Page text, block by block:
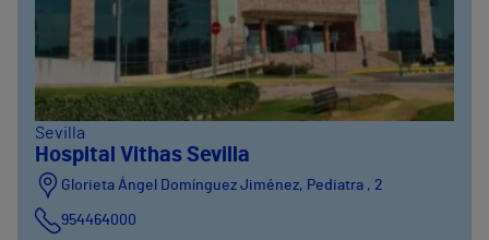
Sevilla
Hospital Vithas Sevilla
Glorieta Ángel Domínguez Jiménez, Pediatra , 2
954464000